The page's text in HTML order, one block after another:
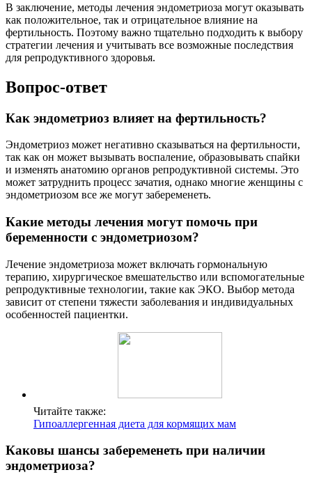
В заключение, методы лечения эндометриоза могут оказывать
как положительное, так и отрицательное влияние на
фертильность. Поэтому важно тщательно подходить к выбору
стратегии лечения и учитывать все возможные последствия
для репродуктивного здоровья.
Вопрос-ответ
Как эндометриоз влияет на фертильность?
Эндометриоз может негативно сказываться на фертильности,
так как он может вызывать воспаление, образовывать спайки
и изменять анатомию органов репродуктивной системы. Это
может затруднить процесс зачатия, однако многие женщины с
эндометриозом все же могут забеременеть.
Какие методы лечения могут помочь при
беременности с эндометриозом?
Лечение эндометриоза может включать гормональную
терапию, хирургическое вмешательство или вспомогательные
репродуктивные технологии, такие как ЭКО. Выбор метода
зависит от степени тяжести заболевания и индивидуальных
особенностей пациентки.
Читайте также:
Гипоаллергенная диета для кормящих мам
Каковы шансы забеременеть при наличии
эндометриоза?